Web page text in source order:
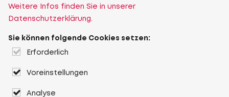
Weitere Infos finden Sie in unserer
Datenschutzerklärung.
Sie können folgende Cookies setzen:
Erforderlich
Voreinstellungen
Analyse